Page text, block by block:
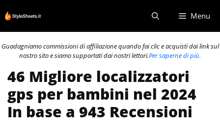
al
contenuto
Menu
Guadagniamo commissioni di affiliazione quando fai clic e acquisti dai link sul
nostro sito e siamo supportati dai nostri lettori.Per saperne di più.
46 Migliore localizzatori
gps per bambini nel 2024
In base a 943 Recensioni